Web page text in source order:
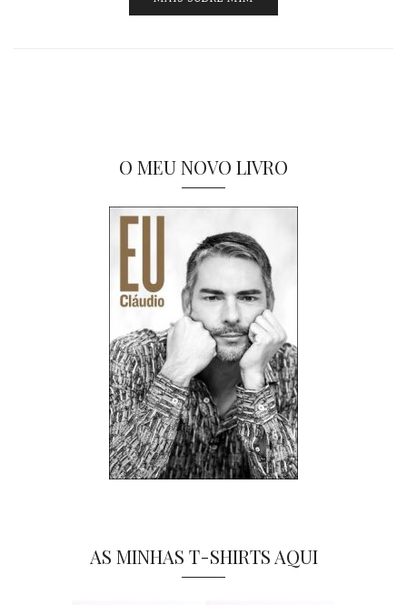
O MEU NOVO LIVRO
AS MINHAS T-SHIRTS AQUI